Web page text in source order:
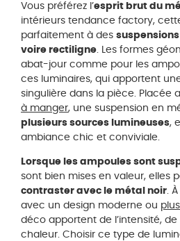
Vous préférez l’esprit brut du
intérieurs tendance factory,
parfaitement à des
voire rectiligne . Les formes
abat-jour comme pour les
ces luminaires, qui apportent
singulière dans la pièce. Placée
à manger, une suspension en
plusieurs sources lumineuses,
ambiance chic et conviviale.
Lorsque les ampoules sont
sont bien mises en valeur, elles
contraster avec le métal noir.
avec un design moderne ou
déco apportent de l’intensité, de
chaleur. Choisir ce type de